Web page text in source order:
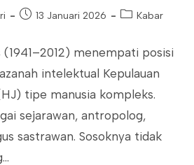
Post13 Januari 2026
PostKabar
(1941–2012) menempati posisi
intelektual Kepulauan
tipe manusia kompleks.
sejarawan, antropolog,
sastrawan. Sosoknya tidak